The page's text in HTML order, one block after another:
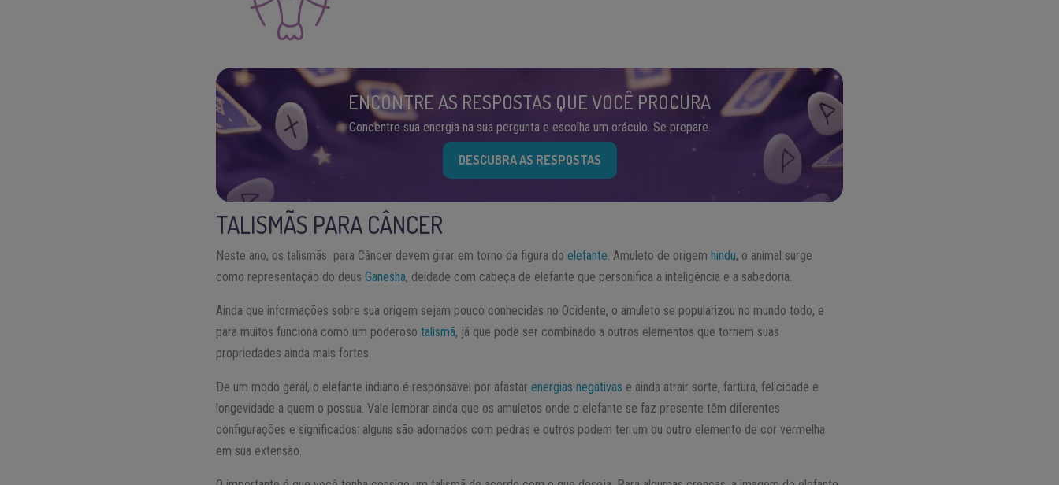
ENCONTRE AS RESPOSTAS QUE VOCÊ PROCURA
Concentre sua energia na sua pergunta e escolha um oráculo. Se prepare.
DESCUBRA AS RESPOSTAS
TALISMÃS PARA CÂNCER
Neste ano, os talismãs para Câncer devem girar em torno da figura doelefante. Amuleto de origem hindu, o animal surge
como representação do deusGanesha, deidade com cabeça de elefante que personifica a inteligência e a sabedoria.
Ainda que informações sobre sua origem sejam pouco conhecidas no Ocidente, o amuleto se popularizou no mundo todo, e
para muitos funciona como um poderosotalismã, já que pode ser combinado a outros elementos que tornem suas
propriedades ainda mais fortes.
De um modo geral, o elefante indiano é responsável por afastarenergias negativas e ainda atrair sorte, fartura, felicidade e
longevidade a quem o possua. Vale lembrar ainda que os amuletos onde o elefante se faz presente têm diferentes
configurações e significados: alguns são adornados com pedras e outros podem ter um ou outro elemento de cor vermelha
em sua extensão.